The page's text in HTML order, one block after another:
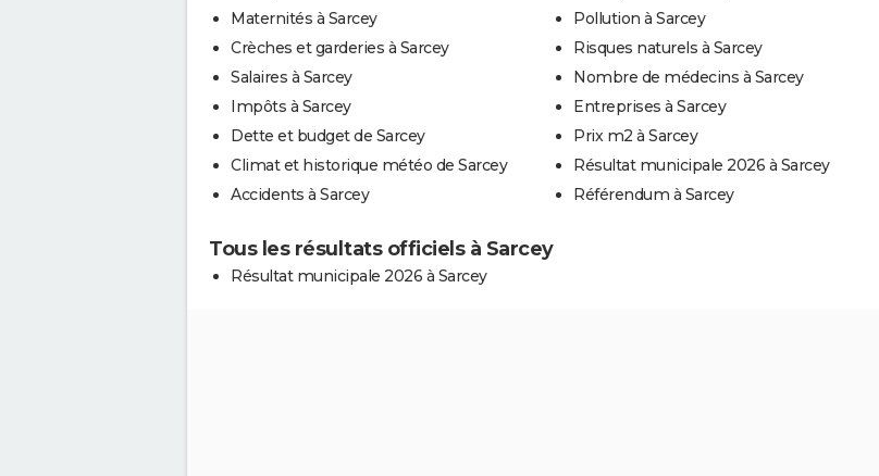
Maternités à Sarcey
Crèches et garderies à Sarcey
Salaires à Sarcey
Impôts à Sarcey
Dette et budget de Sarcey
Climat et historique météo de Sarcey
Accidents à Sarcey
Pollution à Sarcey
Risques naturels à Sarcey
Nombre de médecins à Sarcey
Entreprises à Sarcey
Prix m2 à Sarcey
Résultat municipale 2026 à Sarcey
Référendum à Sarcey
Tous les résultats officiels à Sarcey
Résultat municipale 2026 à Sarcey